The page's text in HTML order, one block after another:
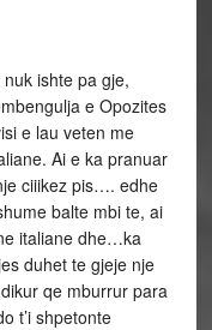
ishte pa gje,
e Opozites
e lau veten me
Ai e ka pranuar
ciiikez pis…. edhe
balte mbi te, ai
italiane dhe…ka
duhet te gjeje nje
qe mburrur para
t’i shpetonte